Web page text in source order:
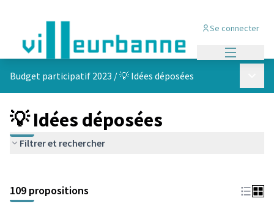
Se connecter
Budget participatif 2023 /💡 Idées déposées
💡 Idées déposées
Filtrer et rechercher
+
−
109 propositions